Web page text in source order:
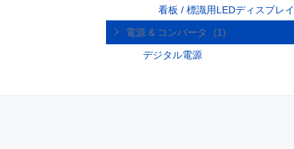
看板 / 標識用LEDディスプレイ
電源 & コンバータ
(1)
デジタル電源